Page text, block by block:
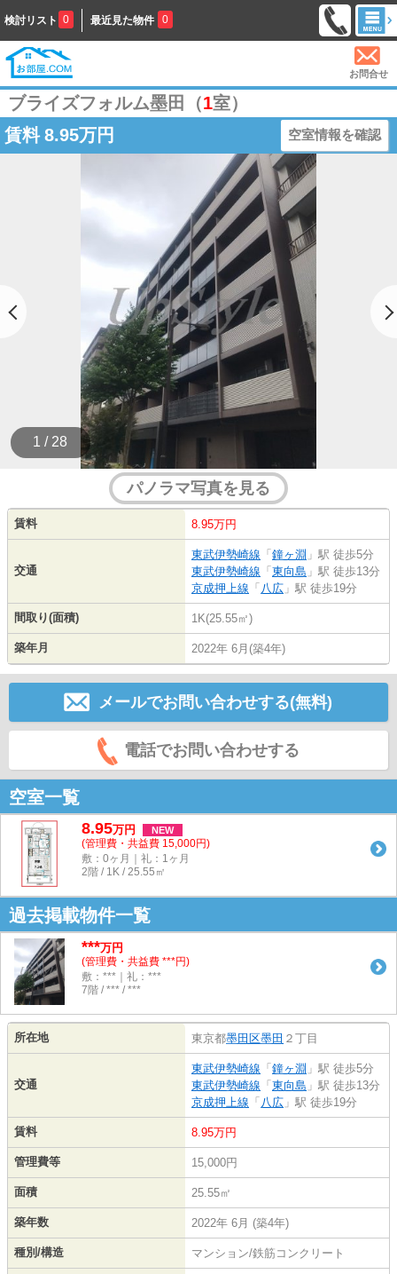
検討リスト 0 最近見た物件 0
お問合せ
ブライズフォルム墨田（1室）
賃料 8.95万円 空室情報を確認
1 / 28
パノラマ写真を見る
賃料 8.95万円
交通
東武伊勢崎線 「 鐘ヶ淵 」駅 徒歩5分
東武伊勢崎線 「 東向島 」駅 徒歩13分
京成押上線 「 八広 」駅 徒歩19分
間取り(面積) 1K(25.55㎡)
築年月 2022年 6月(築4年)
メールでお問い合わせする(無料)
電話でお問い合わせする
空室一覧
8.95万円 NEW
(管理費・共益費 15,000円)
敷：0ヶ月｜礼：1ヶ月
2階 / 1K / 25.55㎡
過去掲載物件一覧
***万円
(管理費・共益費 ***円)
敷：***｜礼：***
7階 / *** / ***
所在地 東京都墨田区墨田 ２丁目
交通
東武伊勢崎線 「 鐘ヶ淵 」駅 徒歩5分
東武伊勢崎線 「 東向島 」駅 徒歩13分
京成押上線 「 八広 」駅 徒歩19分
賃料 8.95万円
管理費等 15,000円
面積 25.55㎡
築年数 2022年 6月 (築4年)
種別/構造 マンション/鉄筋コンクリート